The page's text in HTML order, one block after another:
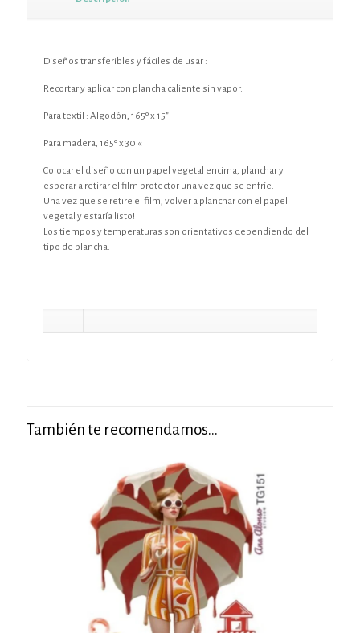
Diseños transferibles y fáciles de usar :
Recortar y aplicar con plancha caliente sin vapor.
Para textil : Algodón, 165º x 15″
Para madera, 165º x 30 «
Colocar el diseño con un papel vegetal encima, planchar y
esperar a retirar el film protector una vez que se enfríe.
Una vez que se retire el film, volver a planchar con el papel
vegetal y estaría listo!
Los tiempos y temperaturas son orientativos dependiendo del
tipo de plancha.
También te recomendamos…